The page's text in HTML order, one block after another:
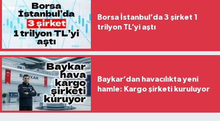
Borsa İstanbul’da 3 şirket 1
trilyon TL’yi aştı
Baykar’dan havacılıkta yeni
hamle: Kargo şirketi kuruluyor